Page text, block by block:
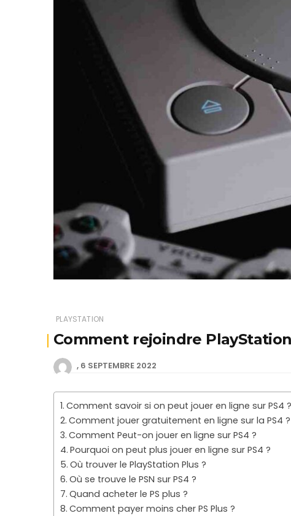
PLAYSTATION
Comment rejoindre
6 SEPTEMBRE 2022
Comment savoir si on peut jouer en ligne sur PS4 ?
Comment jouer gratuitement en ligne sur la PS4 ?
Comment Peut-on jouer en ligne sur PS4 ?
Pourquoi on peut plus jouer en ligne sur PS4 ?
Où trouver le PlayStation Plus ?
Où se trouve le PSN sur PS4 ?
Quand acheter le PS plus ?
Comment payer moins cher PS Plus ?